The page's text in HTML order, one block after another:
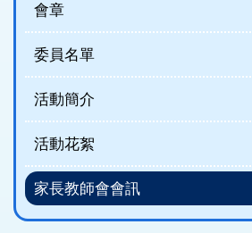
會章
委員名單
活動簡介
活動花絮
家長教師會會訊